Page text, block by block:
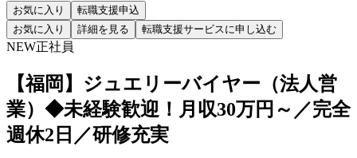
お気に入り
転職支援申込
お気に入り
詳細を見る 転職支援サービスに申し込む
NEW正社員
【福岡】ジュエリーバイヤー（法人営
業）◆未経験歓迎！月収30万円～／完全
週休2日／研修充実